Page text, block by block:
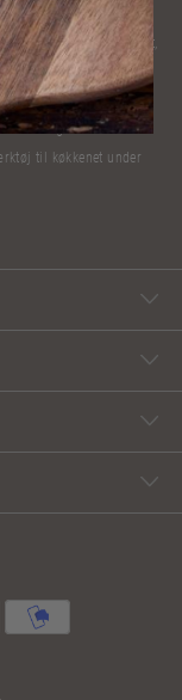
har lavet mad til
stjerner til sin restaurant,
har stået alene og
kogebøger og i
udvalg af lækre
til køkkenet under